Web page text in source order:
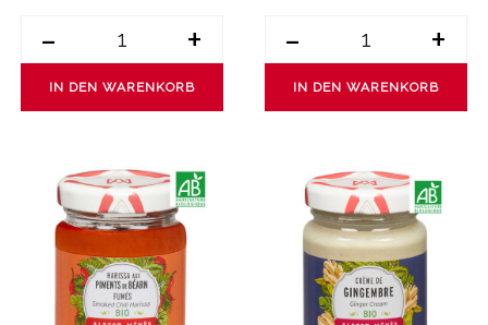
- +
IN DEN WARENKORB
- +
IN DEN WARENKORB